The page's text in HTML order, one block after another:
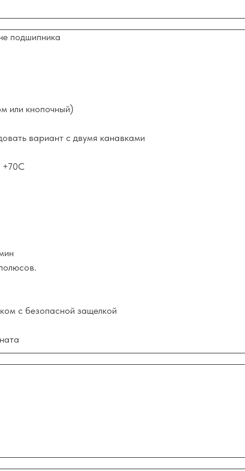
подшипника
или кнопочный)
вариант с двумя канавками
+70С
с безопасной защелкой